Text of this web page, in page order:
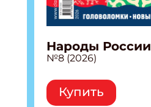
Народы России
№8 (2026)
Купить